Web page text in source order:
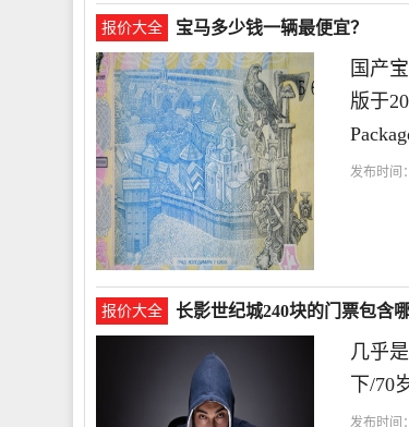
报价大全 宝马多少钱一辆最便宜？
国产
版于
发布时间
报价大全 长影世纪城240块的门票包含
几乎
下/70
发布时间